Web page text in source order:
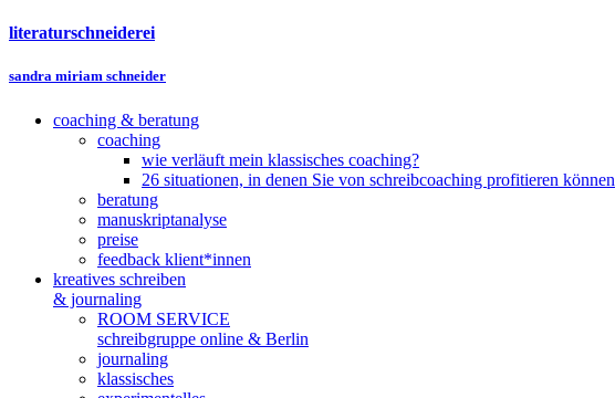
literaturschneiderei
sandra miriam schneider
coaching & beratung
coaching
wie verläuft mein klassisches coaching?
26 situationen, in denen Sie von schreibcoaching profitieren können
beratung
manuskriptanalyse
preise
feedback klient*innen
kreatives schreiben
& journaling
ROOM SERVICE
schreibgruppe online & Berlin
journaling
klassisches